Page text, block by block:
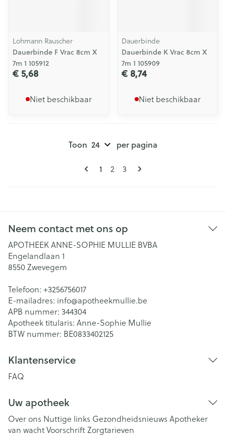
Lohmann Rauscher
Dauerbinde F Vrac 8cm X
7m 1 105912
€ 5,68
Niet beschikbaar
Dauerbinde
Dauerbinde K Vrac 8cm X
7m 1 105909
€ 8,74
Niet beschikbaar
Pagina's
U lees momenteel pagina
1 Pagina
2 Pagina
3
Toon per pagina
Neem contact met ons op
APOTHEEK ANNE-SOPHIE MULLIE BVBA
Engelandlaan 1
8550 Zwevegem
Telefoon: +3256756017
E-mailadres: info@apotheekmullie.be
APB nummer: 344304
Apotheek titularis: Anne-Sophie Mullie
BTW nummer: BE0833402125
Klantenservice
FAQ
Uw apotheek
Over ons Nuttige links Gezondheidsnieuws Apotheker
van wachtVoorschriftZorgtarieven